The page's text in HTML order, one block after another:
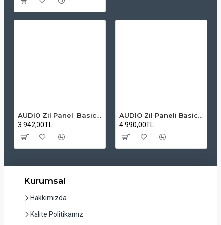
AUDIO Zil Paneli Basic Hpli Çift Buton 14'lü Sesli Apartman Diafon Kapı Paneli
3.942,00TL
AUDIO Zil Paneli Basic Hpli Çift Buton 20'li Sesli Apartman Diafon Kapı Paneli
4.990,00TL
Kurumsal
Hakkımızda
Kalite Politikamız